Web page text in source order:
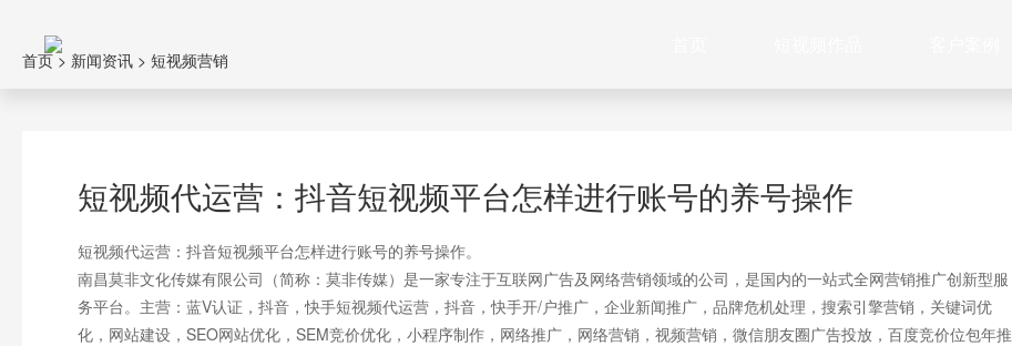
首页 > 新闻资讯 > 短视频营销
短视频代运营：抖音短视频平台怎样进行账号的养号操作
短视频代运营：抖音短视频平台怎样进行账号的养号操作。
南昌莫非文化传媒有限公司（简称：莫非传媒）是一家专注于互联网广告及网络营销领域的公司，是国内的一站式全网营销推广创新型服
务平台。主营：蓝V认证，抖音，快手短视频代运营，抖音，快手开/户推广，企业新闻推广，品牌危机处理，搜索引擎营销，关键词优
化，网站建设，SEO网站优化，SEM竞价优化，小程序制作，网络推广，网络营销，视频营销，微信朋友圈广告投放，百度竞价位包年推